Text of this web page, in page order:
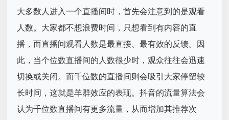
大多数人进入一个直播间时，首先会注意到的是观看
人数。大家都不想浪费时间，只想看到有内容的直
播，而直播间观看人数是最直接、最有效的反馈。因
此，当个位数直播间的人数很少时，观众往往会迅速
切换或关闭。而千位数的直播间则会吸引大家停留较
长时间，这就是羊群效应的表现。抖音的流量算法会
认为千位数直播间有更多流量，从而增加其推荐次